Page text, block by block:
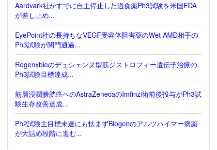
Aardvark社がすでに自主停止した過食薬Ph3試験を米国FDA
が差し止め...
EyePoint社の長持ちなVEGF受容体阻害薬のWet AMD相手の
Ph3試験が関門通過...
Regenxbioのデュシェンヌ型筋ジストロフィー遺伝子治療の
Ph3試験目標達成...
筋層浸潤膀胱癌へのAstraZenecaのImfinzi術前後投与がPh3試
験生存改善達成...
Ph2試験主目標未達にも怯まずBiogenのアルツハイマー病薬
が大詰め段階に進む...